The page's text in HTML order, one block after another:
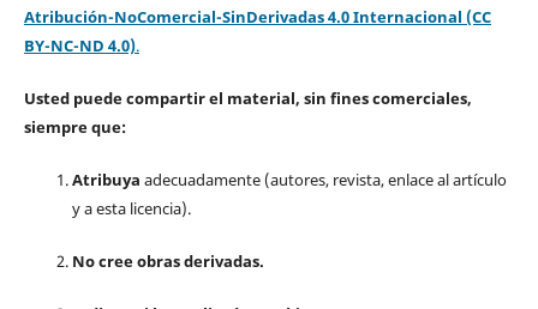
Atribución-NoComercial-SinDerivadas 4.0 Internacional (CC
BY-NC-ND 4.0).
Usted puede compartir el material, sin fines comerciales,
siempre que:
Atribuya adecuadamente (autores, revista, enlace al artículo
y a esta licencia).
No cree obras derivadas.